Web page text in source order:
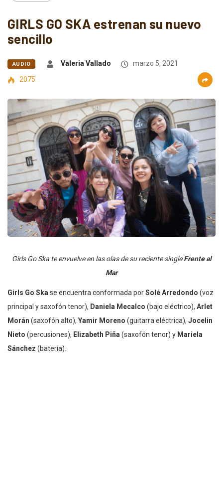
GIRLS GO SKA estrenan su nuevo
sencillo
AUDIO Valeria Vallado
marzo 5, 2021
2075
Girls Go Ska te envuelve en las olas de su reciente singleFrente al
Mar
Girls Go Skase encuentra conformada porSolé Arredondo (voz
principal y saxofón tenor), Daniela Mecalco (bajo eléctrico), Arlet
Morán (saxofón alto), Yamir Moreno (guitarra eléctrica), Jocelin
Nieto (percusiones), Elizabeth Piña(saxofón tenor) y Mariela
Sánchez (batería).